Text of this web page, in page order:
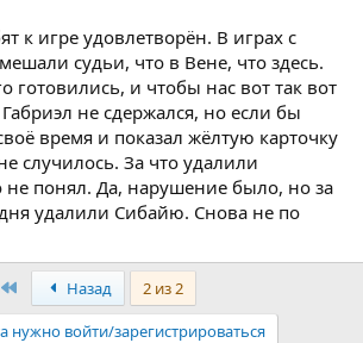
к игре удовлетворён. В играх с
судьи, что в Вене, что здесь.
и чтобы нас вот так вот
не сдержался, но если бы
время и показал жёлтую карточку
случилось. За что удалили
не понял. Да, нарушение было, но за
удалили Сибайю. Снова не по
ПервыйНазад
2 из 2
нужно войти/зарегистрироваться